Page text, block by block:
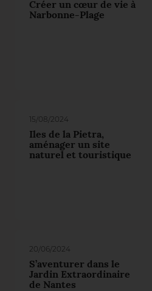
Créer un cœur de vie à
Narbonne-Plage
15/08/2024
Iles de la Pietra,
aménager un site
naturel et touristique
20/06/2024
S’aventurer dans le
Jardin Extraordinaire
de Nantes